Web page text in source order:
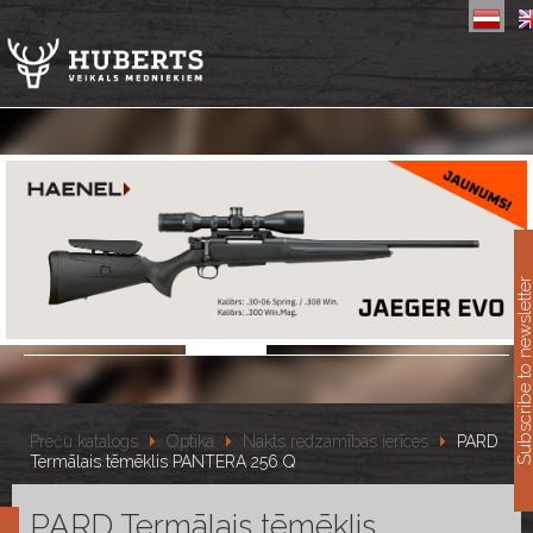
Preču katalogs Optika Nakts redzamības ierīces
PARD
Termālais tēmēklis PANTERA 256 Q
PARD Termālais tēmēklis
Subscribe